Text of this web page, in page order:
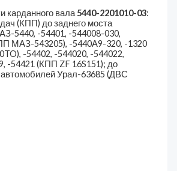
карданного вала 5440-2201010-03:
(КПП) до заднего моста
5440, -54401, -544008-030,
МАЗ-543205), -5440А9-320, -1320
-54402, -544020, -544022,
-54421 (КПП ZF 16S151); до
автомобилей Урал-63685 (ДВС